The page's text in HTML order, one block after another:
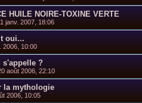
HUILE NOIRE-TOXINE VERTE
janv. 2007, 18:06
oui...
2006, 10:00
s'appelle ?
août 2006, 22:10
la mythologie
2006, 10:05